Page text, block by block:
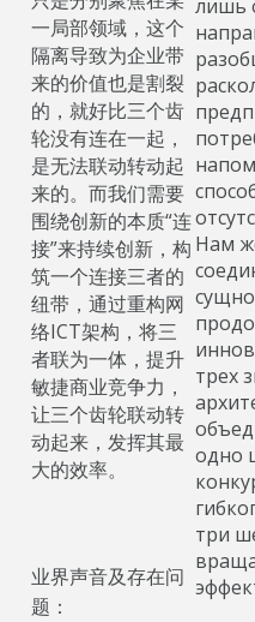
一局部领域，这个
隔离导致为企业带
来的价值也是割裂
的，就好比三个齿
轮没有连在一起，
是无法联动转动起
来的。而我们需要
围绕创新的本质“连
接”来持续创新，构
筑一个连接三者的
纽带，通过重构网
络ICT架构，将三
者联为一体，提升
敏捷商业竞争力，
让三个齿轮联动转
动起来，发挥其最
大的效率。
业界声音及存在问
题：
лишь
Нам
трех
одно
три